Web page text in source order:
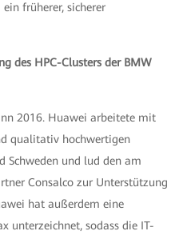
früherer, sicherer
des HPC-Clusters der BMW
2016. Huawei arbeitete mit
qualitativ hochwertigen
Schweden und lud den am
Consalco zur Unterstützung
hat außerdem eine
unterzeichnet, sodass die IT-